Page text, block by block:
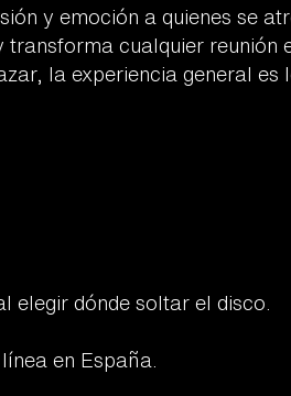
y emoción a quienes se
cualquier reunión
la experiencia general es
elegir dónde soltar el disco.
en España.